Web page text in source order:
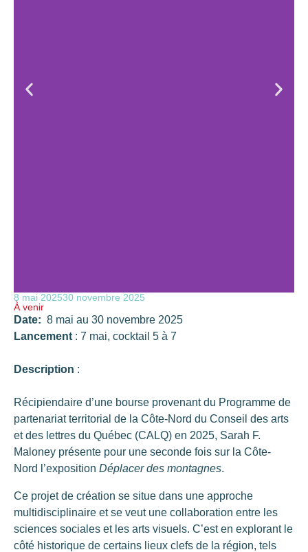
8 mai 202530 novembre 2025
À venir
Date: 8 mai au 30 novembre 2025
Lancement : 7 mai, cocktail 5 à 7
Description :
Récipiendaire d’une bourse provenant du Programme de
partenariat territorial de la Côte-Nord du Conseil des arts
et des lettres du Québec (CALQ) en 2025, Sarah F.
Maloney présente pour une seconde fois sur la Côte-
Nord l’exposition Déplacer des montagnes.
Ce projet de création se situe dans une approche
multidisciplinaire et se veut une collaboration entre les
sciences sociales et les arts visuels. C’est en explorant le
côté historique de certains lieux clefs de la région, tels